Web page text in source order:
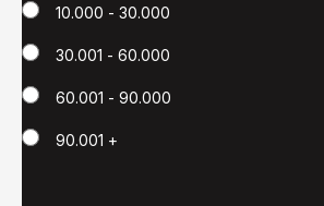
10.000 - 30.000
30.001 - 60.000
60.001 - 90.000
90.001 +